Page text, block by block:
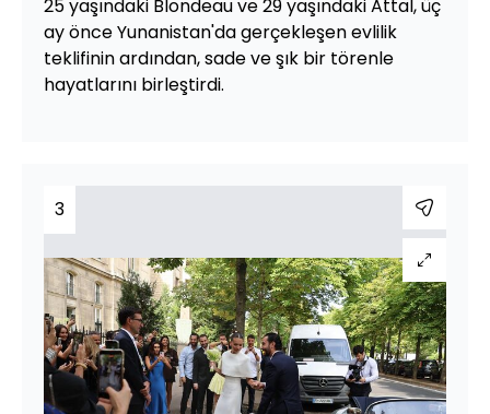
25 yaşındaki Blondeau ve 29 yaşındaki Attal, üç
ay önce Yunanistan'da gerçekleşen evlilik
teklifinin ardından, sade ve şık bir törenle
hayatlarını birleştirdi.
3